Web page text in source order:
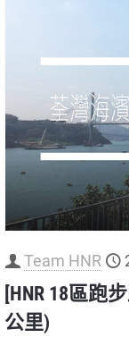
Team HNR
[HNR 18區跑
公里)